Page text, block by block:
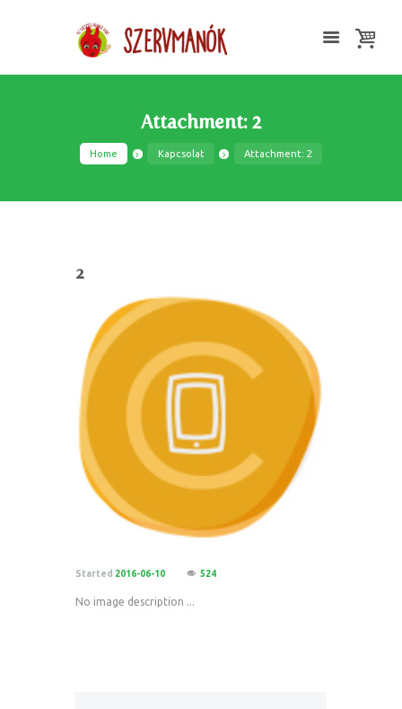
Attachment: 2
Home Kapcsolat Attachment: 2
2
Started 2016-06-10 524
No image description ...